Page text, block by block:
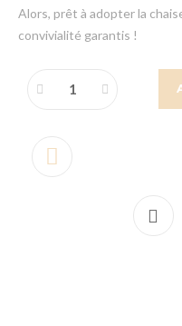
Alors, prêt à adopter la
convivialité garantis !